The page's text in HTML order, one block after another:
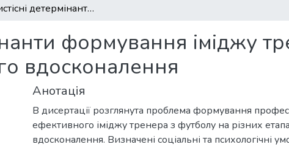
Особистісні детермінанти формування іміджу тренера з футболу як фактор професійного вдосконалення
формування іміджу
вдосконалення
Анотація
В дисертації розглянута проблема формування
ефективного іміджу тренера з футболу на різних
вдосконалення. Визначені соціальні та психологічні